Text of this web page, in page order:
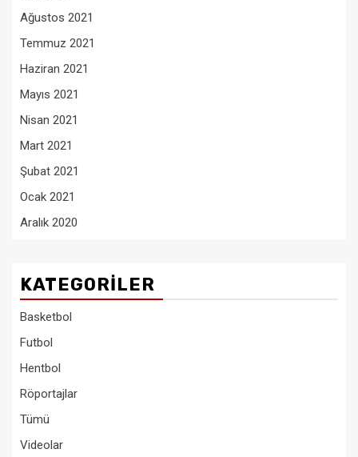
Ağustos 2021
Temmuz 2021
Haziran 2021
Mayıs 2021
Nisan 2021
Mart 2021
Şubat 2021
Ocak 2021
Aralık 2020
KATEGORILER
Basketbol
Futbol
Hentbol
Röportajlar
Tümü
Videolar